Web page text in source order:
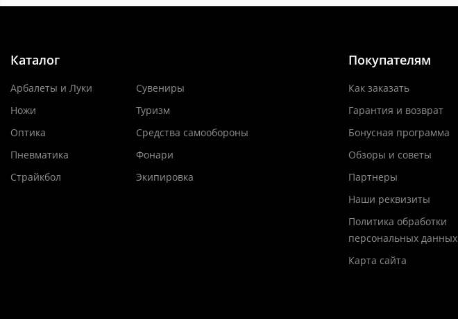
Каталог
Арбалеты и Луки
Ножи
Оптика
Пневматика
Страйкбол
Сувениры
Туризм
Средства самообороны
Фонари
Экипировка
Покупателям
Как заказать
Гарантия и возврат
Бонусная программа
Обзоры и советы
Партнеры
Наши реквизиты
Политика обработки
персональных данных
Карта сайта